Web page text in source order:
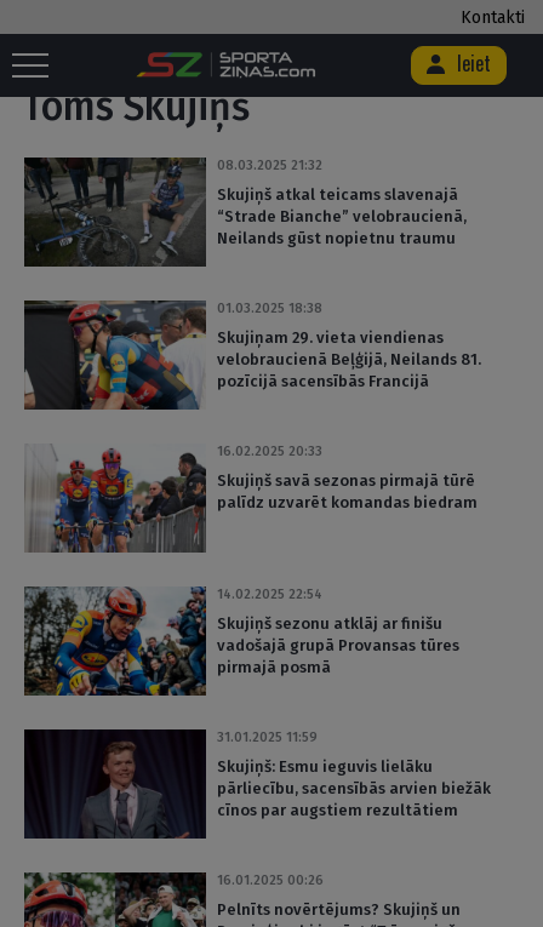
Kontakti
Ieiet
Sākums Toms Skujiņš / Lapa 4
Toms Skujiņš
08.03.2025 21:32
Skujiņš atkal teicams slavenajā
“Strade Bianche” velobraucienā,
Neilands gūst nopietnu traumu
01.03.2025 18:38
Skujiņam 29. vieta viendienas
velobraucienā Beļģijā, Neilands 81.
pozīcijā sacensībās Francijā
16.02.2025 20:33
Skujiņš savā sezonas pirmajā tūrē
palīdz uzvarēt komandas biedram
14.02.2025 22:54
Skujiņš sezonu atklāj ar finišu
vadošajā grupā Provansas tūres
pirmajā posmā
31.01.2025 11:59
Skujiņš: Esmu ieguvis lielāku
pārliecību, sacensībās arvien biežāk
cīnos par augstiem rezultātiem
16.01.2025 00:26
Pelnīts novērtējums? Skujiņš un